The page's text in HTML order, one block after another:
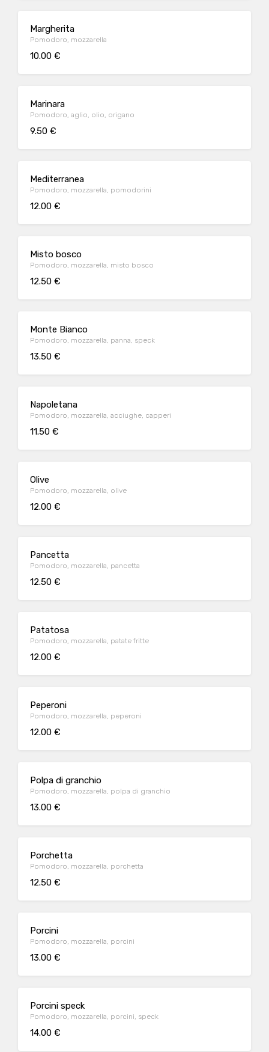
Margherita
Pomodoro, mozzarella
10.00 €
Marinara
Pomodoro, aglio, olio, origano
9.50 €
Mediterranea
Pomodoro, mozzarella, pomodorini
12.00 €
Misto bosco
Pomodoro, mozzarella, misto bosco
12.50 €
Monte Bianco
Pomodoro, mozzarella, panna, speck
13.50 €
Napoletana
Pomodoro, mozzarella, acciughe, capperi
11.50 €
Olive
Pomodoro, mozzarella, olive
12.00 €
Pancetta
Pomodoro, mozzarella, pancetta
12.50 €
Patatosa
Pomodoro, mozzarella, patate fritte
12.00 €
Peperoni
Pomodoro, mozzarella, peperoni
12.00 €
Polpa di granchio
Pomodoro, mozzarella, polpa di granchio
13.00 €
Porchetta
Pomodoro, mozzarella, porchetta
12.50 €
Porcini
Pomodoro, mozzarella, porcini
13.00 €
Porcini speck
Pomodoro, mozzarella, porcini, speck
14.00 €